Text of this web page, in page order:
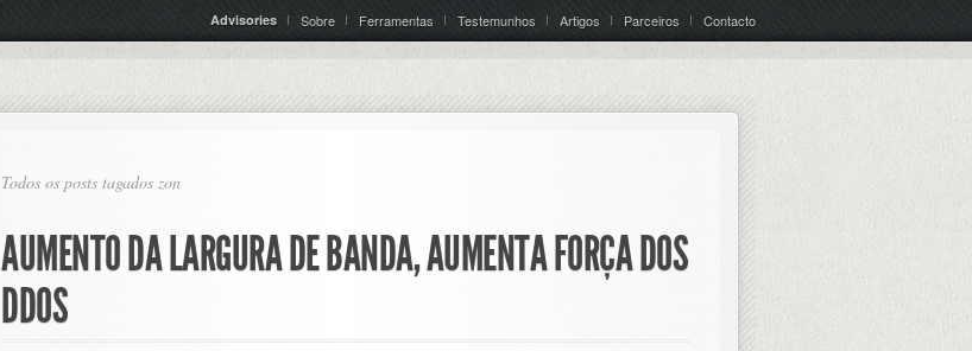
Advisories Sobre Ferramentas Testemunhos Artigos Parceiros Contacto
Todos os posts tagados zon
AUMENTO DA LARGURA DE BANDA, AUMENTA FORÇA DOS
DDOS